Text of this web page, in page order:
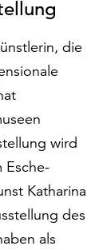
die
wird
Esche-
Katharina
des
als